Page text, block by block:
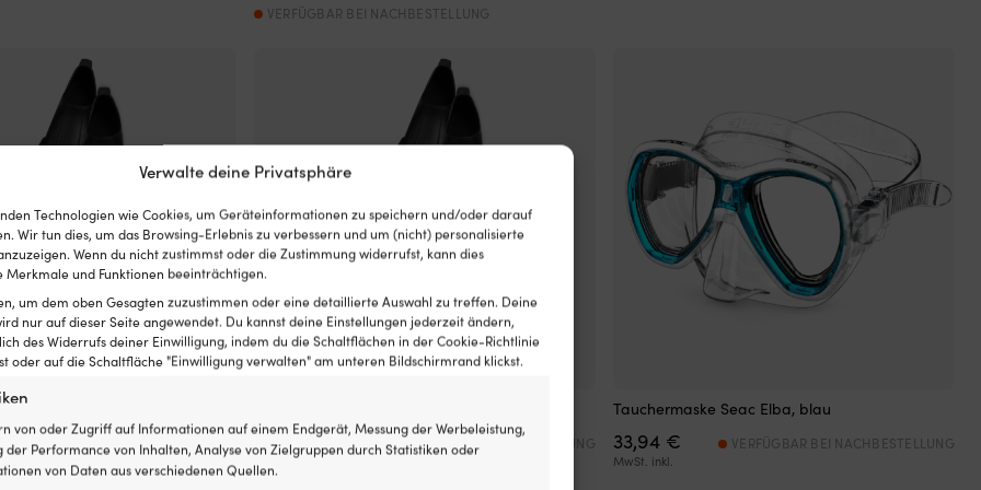
Verwalte deine Privatsphäre
Technologien wie Cookies, um Geräteinformationen zu speichern und/oder darauf
Wir tun dies, um das Browsing-Erlebnis zu verbessern und um (nicht) personalisierte
Wenn du nicht zustimmst oder die Zustimmung widerrufst, kann dies
Merkmale und Funktionen beeinträchtigen.
um dem oben Gesagten zuzustimmen oder eine detaillierte Auswahl zu treffen. Deine
nur auf dieser Seite angewendet. Du kannst deine Einstellungen jederzeit ändern,
des Widerrufs deiner Einwilligung, indem du die Schaltflächen in der Cookie-Richtlinie
oder auf die Schaltfläche "Einwilligung verwalten" am unteren Bildschirmrand klickst.
von oder Zugriff auf Informationen auf einem Endgerät, Messung der Werbeleistung,
der Performance von Inhalten, Analyse von Zielgruppen durch Statistiken oder
von Daten aus verschiedenen Quellen.
war:
ist:
VERFÜGBAR BEI NACHBESTELLUNG
SEAC Spinta, blau, 28-30
VERFÜGBAR BEI NACHBESTELLUNG 34,86€
MwSt. inkl.
VERFÜGBAR BEI NACHBESTELLUNG
Tauchermaske Seac Elba, blau
33,94 €
MwSt. inkl.
VERFÜGBAR BEI NACHBESTELLUNG